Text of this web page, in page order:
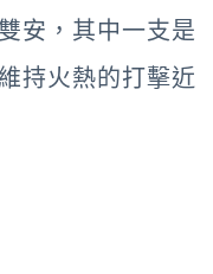
安，其中一支是
持火熱的打擊近